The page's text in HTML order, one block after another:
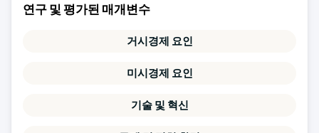
연구 및 평가된 매개변수
거시경제 요인
미시경제 요인
기술 및 혁신